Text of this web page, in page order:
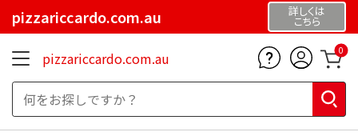
pizzariccardo.com.au 詳しくは
こちら
pizzariccardo.com.au 0